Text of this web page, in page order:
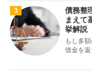
3
債務整
まえて
挙解説
もし多
借金を